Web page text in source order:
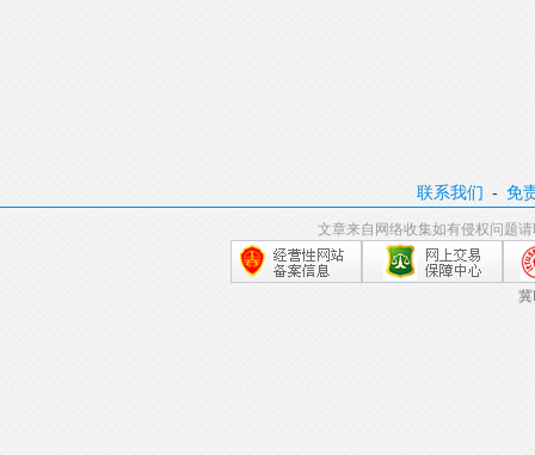
联系我们 -免
文章来自网络收集如有侵权问题